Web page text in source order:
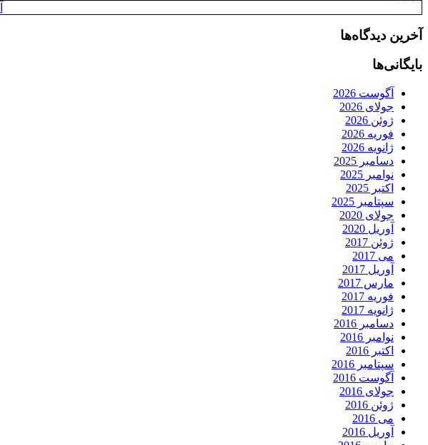
آخرین دیدگاه‌ها
بایگانی‌ها
آگوست 2026
جولای 2026
ژوئن 2026
فوریه 2026
ژانویه 2026
دسامبر 2025
نوامبر 2025
اکتبر 2025
سپتامبر 2025
جولای 2020
آوریل 2020
ژوئن 2017
می 2017
آوریل 2017
مارس 2017
فوریه 2017
ژانویه 2017
دسامبر 2016
نوامبر 2016
اکتبر 2016
سپتامبر 2016
آگوست 2016
جولای 2016
ژوئن 2016
می 2016
آوریل 2016